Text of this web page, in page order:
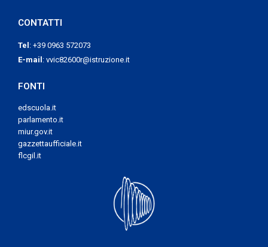
CONTATTI
Tel : +39 0963 572073
E-mail : vvic82600r@istruzione.it
FONTI
edscuola.it
parlamento.it
miur.gov.it
gazzettaufficiale.it
flcgil.it